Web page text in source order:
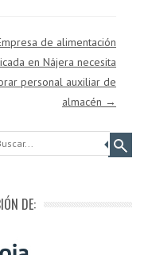
de alimentación
en Nájera necesita
personal auxiliar de
almacén →
DE: